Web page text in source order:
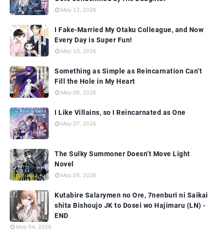
May 12, 2026
I Fake-Married My Otaku Colleague, and Now
Every Day is Super Fun!
May 10, 2026
Something as Simple as Reincarnation Can’t
Fill the Hole in My Heart
May 08, 2026
I Like Villains, so I Reincarnated as One
May 07, 2026
The Sulky Summoner Doesn’t Move Light
Novel
May 05, 2026
Kutabire Salarymen no Ore, 7nenburi ni Saikai
shita Bishoujo JK to Dosei wo Hajimaru (LN) -
END
May 04, 2026